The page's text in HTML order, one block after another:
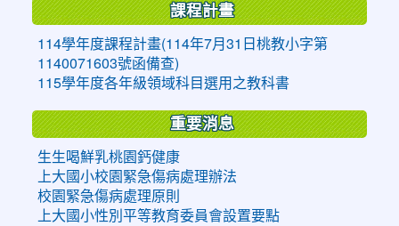
課程計畫
114學年度課程計畫(114年7月31日桃教小字第
1140071603號函備查)
115學年度各年級領域科目選用之教科書
重要消息
生生喝鮮乳桃園鈣健康
上大國小校園緊急傷病處理辦法
校園緊急傷病處理原則
上大國小性別平等教育委員會設置要點